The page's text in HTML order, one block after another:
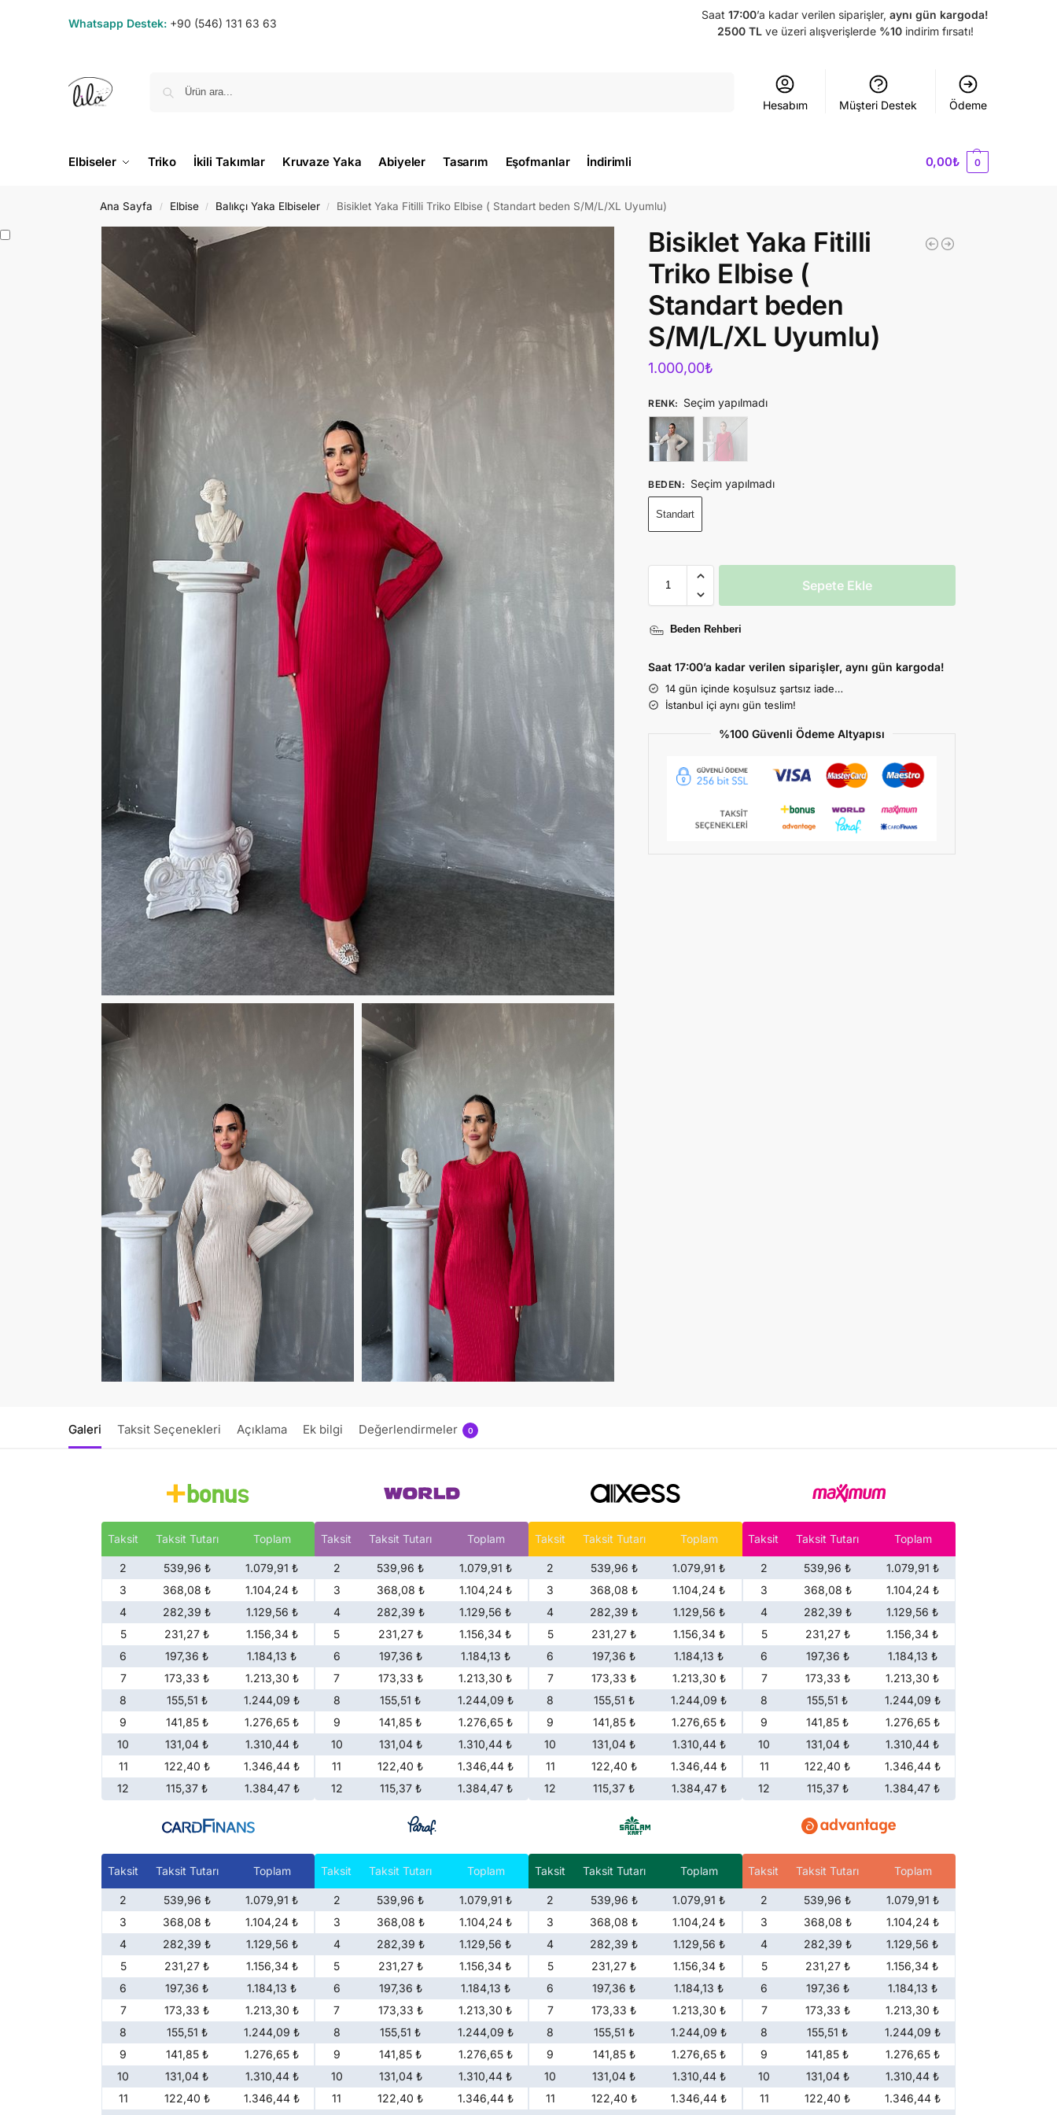
Whatsapp Destek: +90 (546) 131 63 63
Saat 17:00’a kadar verilen siparişler, aynı gün kargoda!
2500 TLve üzeri alışverişlerde %10indirim fırsatı!
Hesabım Müşteri Destek Ödeme
Elbiseler Triko İkili Takımlar Kruvaze Yaka Abiyeler Tasarım Eşofmanlar İndirimli 0,00₺ 0
Ana Sayfa / Elbise / Balıkçı Yaka Elbiseler / Bisiklet Yaka Fitilli Triko Elbise ( Standart beden S/M/L/XL Uyumlu)
Bisiklet Yaka Fitilli
Triko Elbise (
Standart beden
S/M/L/XL Uyumlu)
1.000,00₺
RENK: Seçim yapılmadı
BEDEN: Seçim yapılmadı
Standart
Sepete Ekle
Beden Rehberi
Saat 17:00’a kadar verilen siparişler, aynı gün kargoda!
14 gün içinde koşulsuz şartsız iade…
İstanbul içi aynı gün teslim!
%100 Güvenli Ödeme Altyapısı
Galeri Taksit Seçenekleri Açıklama Ek bilgi Değerlendirmeler 0
Taksit Taksit Tutarı Toplam
2 539,96 ₺
1.079,91 ₺
3
368,08 ₺
1.104,24 ₺
4
282,39 ₺
1.129,56 ₺
5
231,27 ₺
1.156,34 ₺
6
197,36 ₺
1.184,13 ₺
7
173,33 ₺
1.213,30 ₺
8
155,51 ₺
1.244,09 ₺
9
141,85 ₺
1.276,65 ₺
10
131,04 ₺
1.310,44 ₺
11
122,40 ₺
1.346,44 ₺
12
115,37 ₺ 1.384,47 ₺
Taksit Taksit Tutarı Toplam
2 539,96 ₺
1.079,91 ₺
3
368,08 ₺
1.104,24 ₺
4
282,39 ₺
1.129,56 ₺
5
231,27 ₺
1.156,34 ₺
6
197,36 ₺
1.184,13 ₺
7
173,33 ₺
1.213,30 ₺
8
155,51 ₺
1.244,09 ₺
9
141,85 ₺
1.276,65 ₺
10
131,04 ₺
1.310,44 ₺
11
122,40 ₺
1.346,44 ₺
12
115,37 ₺ 1.384,47 ₺
Taksit Taksit Tutarı Toplam
2 539,96 ₺
1.079,91 ₺
3
368,08 ₺
1.104,24 ₺
4
282,39 ₺
1.129,56 ₺
5
231,27 ₺
1.156,34 ₺
6
197,36 ₺
1.184,13 ₺
7
173,33 ₺
1.213,30 ₺
8
155,51 ₺
1.244,09 ₺
9
141,85 ₺
1.276,65 ₺
10
131,04 ₺
1.310,44 ₺
11
122,40 ₺
1.346,44 ₺
12
115,37 ₺ 1.384,47 ₺
Taksit Taksit Tutarı Toplam
2 539,96 ₺
1.079,91 ₺
3
368,08 ₺
1.104,24 ₺
4
282,39 ₺
1.129,56 ₺
5
231,27 ₺
1.156,34 ₺
6
197,36 ₺
1.184,13 ₺
7
173,33 ₺
1.213,30 ₺
8
155,51 ₺
1.244,09 ₺
9
141,85 ₺
1.276,65 ₺
10
131,04 ₺
1.310,44 ₺
11
122,40 ₺
1.346,44 ₺
12
115,37 ₺ 1.384,47 ₺
Taksit Taksit Tutarı Toplam
2 539,96 ₺
1.079,91 ₺
3
368,08 ₺
1.104,24 ₺
4
282,39 ₺
1.129,56 ₺
5
231,27 ₺
1.156,34 ₺
6
197,36 ₺
1.184,13 ₺
7
173,33 ₺
1.213,30 ₺
8
155,51 ₺
1.244,09 ₺
9
141,85 ₺
1.276,65 ₺
10
131,04 ₺
1.310,44 ₺
11
122,40 ₺
1.346,44 ₺
Taksit Taksit Tutarı Toplam
2 539,96 ₺
1.079,91 ₺
3
368,08 ₺
1.104,24 ₺
4
282,39 ₺
1.129,56 ₺
5
231,27 ₺
1.156,34 ₺
6
197,36 ₺
1.184,13 ₺
7
173,33 ₺
1.213,30 ₺
8
155,51 ₺
1.244,09 ₺
9
141,85 ₺
1.276,65 ₺
10
131,04 ₺
1.310,44 ₺
11
122,40 ₺
1.346,44 ₺
Taksit Taksit Tutarı Toplam
2 539,96 ₺
1.079,91 ₺
3
368,08 ₺
1.104,24 ₺
4
282,39 ₺
1.129,56 ₺
5
231,27 ₺
1.156,34 ₺
6
197,36 ₺
1.184,13 ₺
7
173,33 ₺
1.213,30 ₺
8
155,51 ₺
1.244,09 ₺
9
141,85 ₺
1.276,65 ₺
10
131,04 ₺
1.310,44 ₺
11
122,40 ₺
1.346,44 ₺
Taksit Taksit Tutarı Toplam
2 539,96 ₺
1.079,91 ₺
3
368,08 ₺
1.104,24 ₺
4
282,39 ₺
1.129,56 ₺
5
231,27 ₺
1.156,34 ₺
6
197,36 ₺
1.184,13 ₺
7
173,33 ₺
1.213,30 ₺
8
155,51 ₺
1.244,09 ₺
9
141,85 ₺
1.276,65 ₺
10
131,04 ₺
1.310,44 ₺
11
122,40 ₺
1.346,44 ₺